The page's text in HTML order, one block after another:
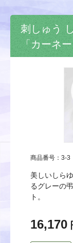
刺しゅう
「カーネ
商品番号：3-3
美しいしら
るグレーの
ト。
16,170